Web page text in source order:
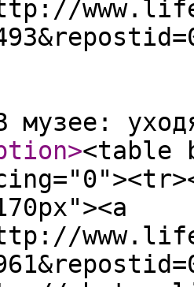
музее:
><table